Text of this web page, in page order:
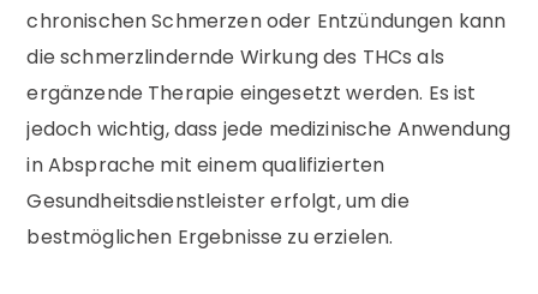
chronischen Schmerzen oder Entzündungen kann
die schmerzlindernde Wirkung des THCs als
ergänzende Therapie eingesetzt werden. Es ist
jedoch wichtig, dass jede medizinische Anwendung
in Absprache mit einem qualifizierten
Gesundheitsdienstleister erfolgt, um die
bestmöglichen Ergebnisse zu erzielen.